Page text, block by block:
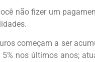
não fizer um
começam a ser
nos últimos anos;